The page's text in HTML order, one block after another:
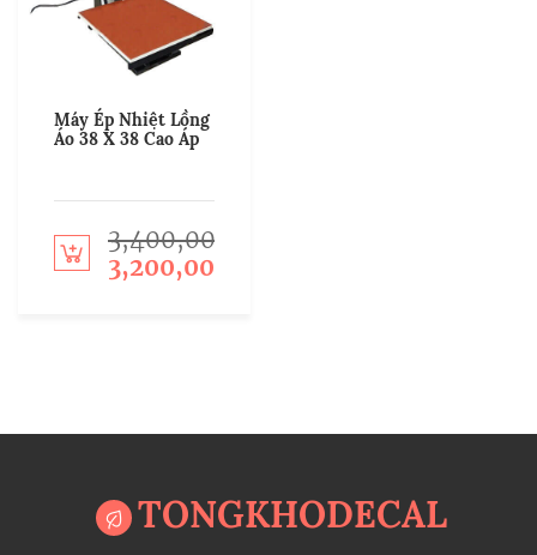
Máy Ép Nhiệt Lồng
Áo 38 X 38 Cao Áp
Add to cart
3,400,000
3,200,000
TONGKHODECAL